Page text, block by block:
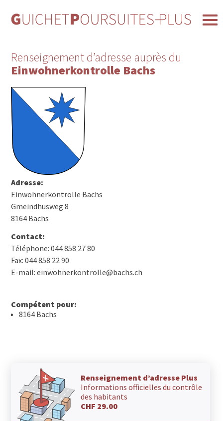
Renseignement d’adresse auprès du
Einwohnerkontrolle Bachs
Adresse:
Einwohnerkontrolle Bachs
Gmeindhusweg 8
8164 Bachs
Contact:
Téléphone: 044 858 27 80
Fax: 044 858 22 90
E-mail: einwohnerkontrolle@bachs.ch
Compétent pour:
8164 Bachs
Renseignement d’adresse Plus
Informations officielles du contrôle
des habitants
CHF 29.00